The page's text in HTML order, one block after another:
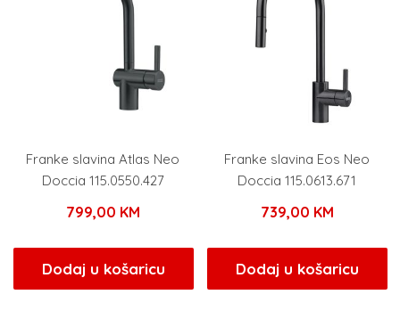
Franke slavina Atlas Neo
Doccia 115.0550.427
799,00 KM
Dodaj u košaricu
Franke slavina Eos Neo
Doccia 115.0613.671
739,00 KM
Dodaj u košaricu